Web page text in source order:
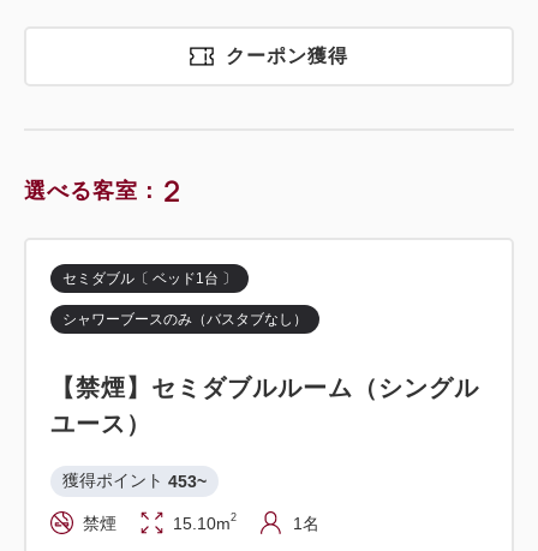
クーポン獲得
選べる客室： 2
セミダブル〔 ベッド1台 〕
シャワーブースのみ（バスタブなし）
【禁煙】セミダブルルーム（シングル
ユース）
獲得ポイント 453~
禁煙 15.10m2 1名